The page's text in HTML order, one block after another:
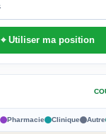
⌖ Utiliser ma position
Pharmacie Clinique Autre